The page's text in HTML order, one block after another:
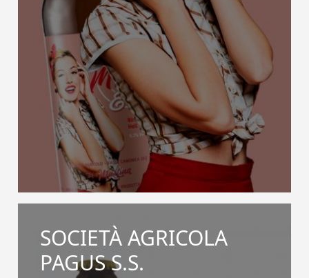
SOCIETÀ AGRICOLA
PAGUS S.S.